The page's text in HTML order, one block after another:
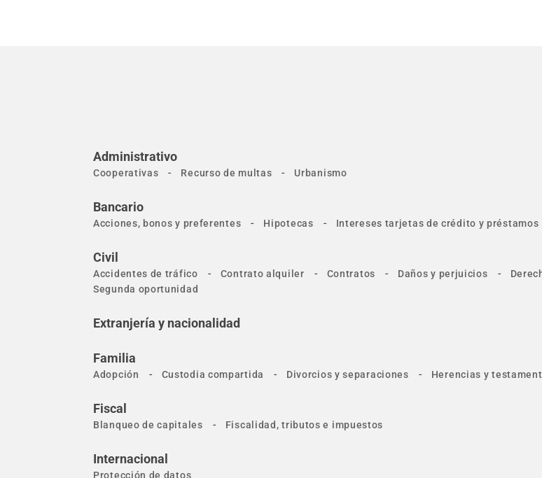
Administrativo
Cooperativas - Recurso de multas - Urbanismo
Bancario
Acciones, bonos y preferentes - Hipotecas - Intereses tarjetas de crédito y préstamos
Civil
Accidentes de tráfico - Contrato alquiler - Contratos - Daños y perjuicios -
Segunda oportunidad
Extranjería y nacionalidad
Familia
Adopción - Custodia compartida - Divorcios y separaciones - Herencias y
Fiscal
Blanqueo de capitales - Fiscalidad, tributos e impuestos
Internacional
Protección de datos